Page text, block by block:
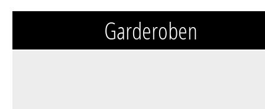
Garderoben